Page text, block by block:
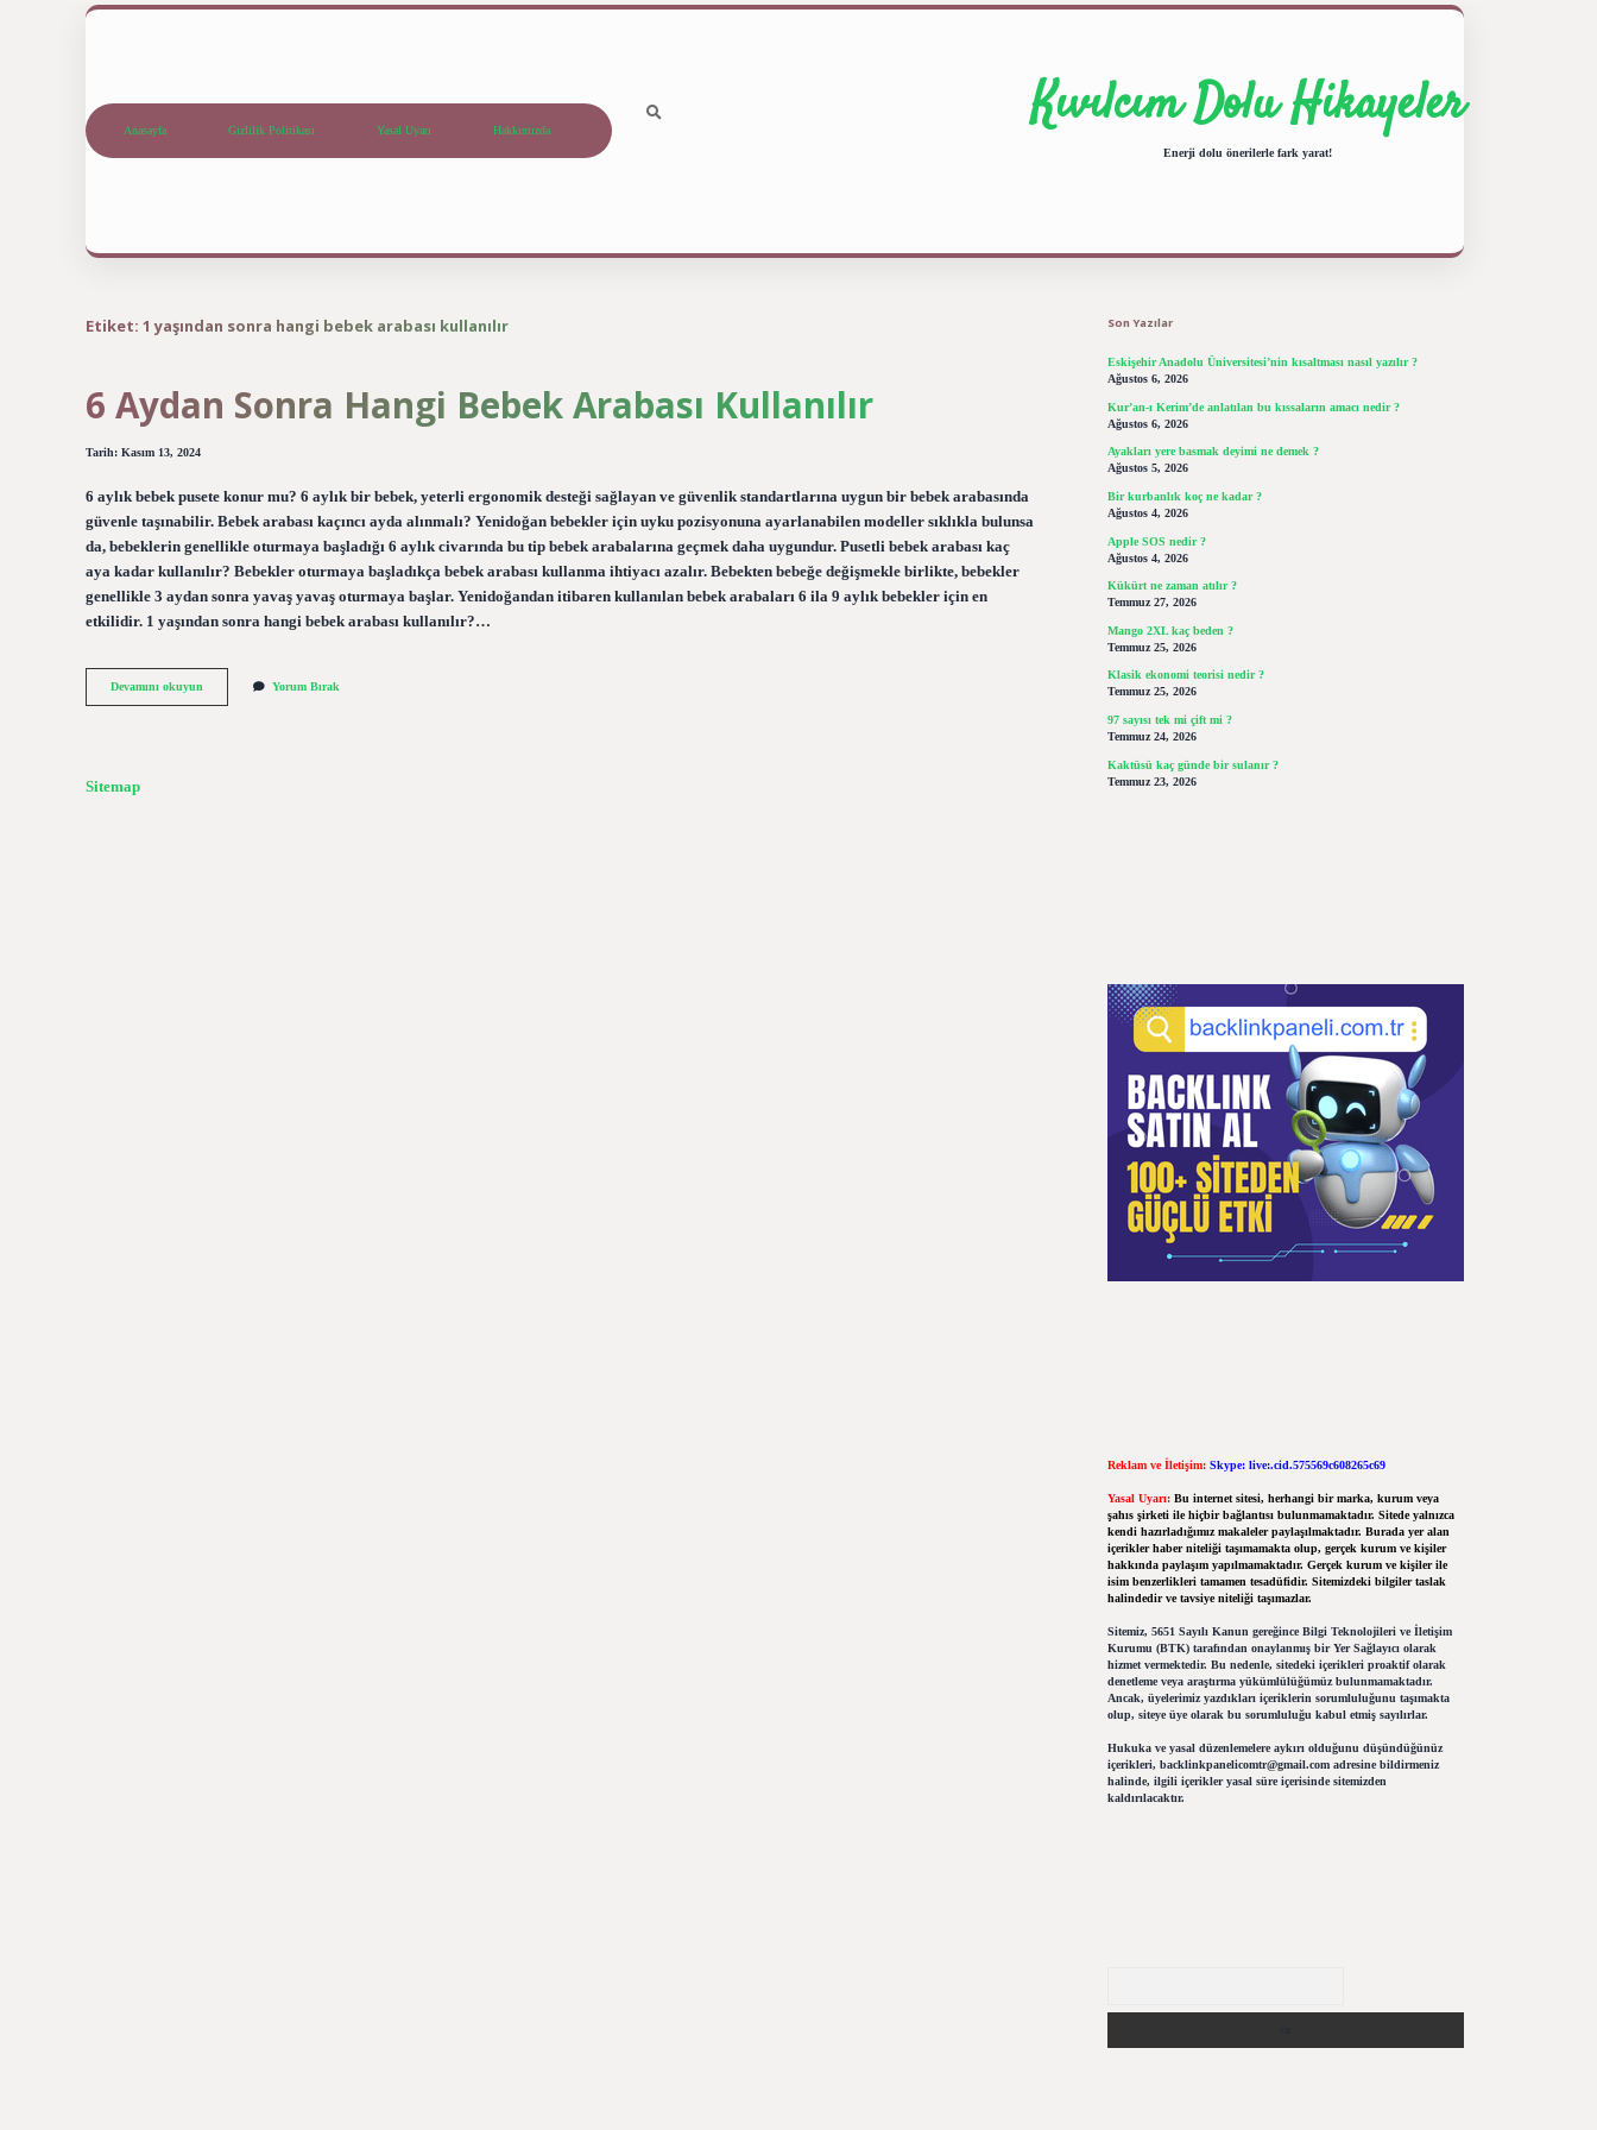
Anasayfa Gizlilik Politikası Yasal Uyarı Hakkımızda Kıvılcım Dolu Hikayeler
Enerji dolu önerilerle fark yarat!
Etiket: 1 yaşından sonra hangi bebek arabası kullanılır
6 Aydan Sonra Hangi Bebek Arabası Kullanılır
Tarih: Kasım 13, 2024
6 aylık bebek pusete konur mu? 6 aylık bir bebek, yeterli ergonomik desteği sağlayan ve güvenlik standartlarına uygun bir bebek arabasında
güvenle taşınabilir. Bebek arabası kaçıncı ayda alınmalı? Yenidoğan bebekler için uyku pozisyonuna ayarlanabilen modeller sıklıkla bulunsa
da, bebeklerin genellikle oturmaya başladığı 6 aylık civarında bu tip bebek arabalarına geçmek daha uygundur. Pusetli bebek arabası kaç
aya kadar kullanılır? Bebekler oturmaya başladıkça bebek arabası kullanma ihtiyacı azalır. Bebekten bebeğe değişmekle birlikte, bebekler
genellikle 3 aydan sonra yavaş yavaş oturmaya başlar. Yenidoğandan itibaren kullanılan bebek arabaları 6 ila 9 aylık bebekler için en
etkilidir. 1 yaşından sonra hangi bebek arabası kullanılır?…
Devamını okuyun
Aydan
Yorum Bırak
Sitemap
Son Yazılar
Eskişehir Anadolu Üniversitesi’nin kısaltması nasıl yazılır ?
Ağustos 6, 2026
Kur’an-ı Kerim’de anlatılan bu kıssaların amacı nedir ?
Ağustos 6, 2026
Ayakları yere basmak deyimi ne demek ?
Ağustos 5, 2026
Bir kurbanlık koç ne kadar ?
Ağustos 4, 2026
Apple SOS nedir ?
Ağustos 4, 2026
Kükürt ne zaman atılır ?
Temmuz 27, 2026
Mango 2XL kaç beden ?
Temmuz 25, 2026
Klasik ekonomi teorisi nedir ?
Temmuz 25, 2026
97 sayısı tek mi çift mi ?
Temmuz 24, 2026
Kaktüsü kaç günde bir sulanır ?
Temmuz 23, 2026
Reklam ve İletişim: Skype: live:.cid.575569c608265c69
Yasal Uyarı: Bu internet sitesi, herhangi bir marka, kurum veya
şahıs şirketi ile hiçbir bağlantısı bulunmamaktadır. Sitede yalnızca
kendi hazırladığımız makaleler paylaşılmaktadır. Burada yer alan
içerikler haber niteliği taşımamakta olup, gerçek kurum ve kişiler
hakkında paylaşım yapılmamaktadır. Gerçek kurum ve kişiler ile
isim benzerlikleri tamamen tesadüfidir. Sitemizdeki bilgiler taslak
halindedir ve tavsiye niteliği taşımazlar.
Sitemiz, 5651 Sayılı Kanun gereğince Bilgi Teknolojileri ve İletişim
Kurumu (BTK) tarafından onaylanmış bir Yer Sağlayıcı olarak
hizmet vermektedir. Bu nedenle, sitedeki içerikleri proaktif olarak
denetleme veya araştırma yükümlülüğümüz bulunmamaktadır.
Ancak, üyelerimiz yazdıkları içeriklerin sorumluluğunu taşımakta
olup, siteye üye olarak bu sorumluluğu kabul etmiş sayılırlar.
Hukuka ve yasal düzenlemelere aykırı olduğunu düşündüğünüz
içerikleri, backlinkpanelicomtr@gmail.comadresine bildirmeniz
halinde, ilgili içerikler yasal süre içerisinde sitemizden
kaldırılacaktır.